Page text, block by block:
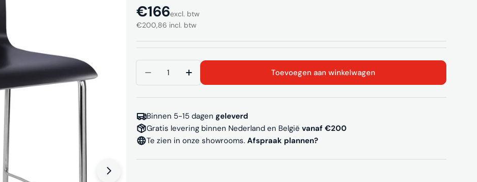
Media 1 openen in pop-up
Normale
prijs
€166excl. btw
€200,86 incl. btw
Aantal verlagen voor Barkruk Tess
Aantal verhogen voor Barkruk Tess
Toevoegen aan winkelwagen
Binnen 5-15 dagen geleverd
Gratis levering binnen Nederland en België vanaf €200
Te zien in onze showrooms. Afspraak plannen?